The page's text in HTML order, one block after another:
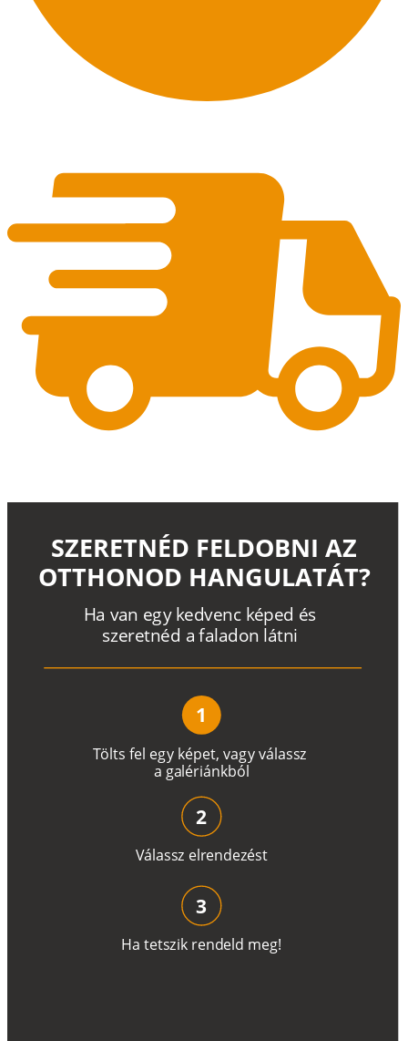
Tölts fel egy képet, vagyválassz
a galériánkból
Ha van egy kedvenc képed és
szeretnéd a faladon látni
SZERETNÉD FELDOBNI AZ
OTTHONOD HANGULATÁT?
1
Válassz elrendezést
2
Ha tetszik rendeld meg!
3